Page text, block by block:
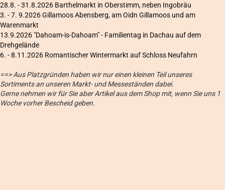
28.8. - 31.8.2026 Barthelmarkt in Oberstimm, neben Ingobräu
3. - 7. 9.2026 Gillamoos Abensberg, am Oidn Gillamoos und am
Warenmarkt
13.9.2026 "Dahoam-is-Dahoam" - Familientag in Dachau auf dem
Drehgelände
6. - 8.11.2026 Romantischer Wintermarkt auf Schloss Neufahrn
==> Aus Platzgründen haben wir nur einen kleinen Teil unseres
Sortiments an unseren Markt- und Messeständen dabei.
Gerne nehmen wir für Sie aber Artikel aus dem Shop mit, wenn Sie uns 1
Woche vorher Bescheid geben.